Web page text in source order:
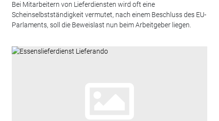
Bei Mitarbeitern von Lieferdiensten wird oft eine
Scheinselbstständigkeit vermutet, nach einem Beschluss des EU-
Parlaments, soll die Beweislast nun beim Arbeitgeber liegen.